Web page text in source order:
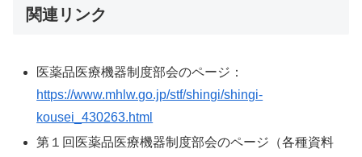
関連リンク
医薬品医療機器制度部会のページ：
https://www.mhlw.go.jp/stf/shingi/shingi-
kousei_430263.html
第１回医薬品医療機器制度部会のページ（各種資料